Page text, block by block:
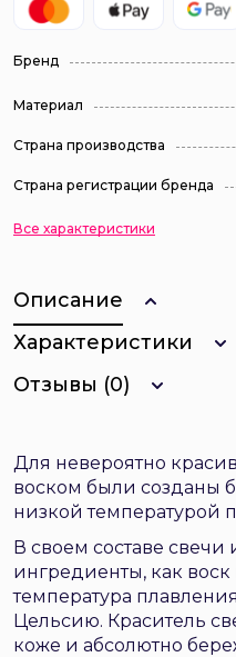
Бренд
Материал
Страна производства
Страна регистрации бренда
Все характеристики
Описание
Характеристики
Отзывы (0)
Для невероятно
воском были созданы
низкой температурой
В своем составе
ингредиенты, как
температура
Цельсию. Краситель
коже и абсолютно